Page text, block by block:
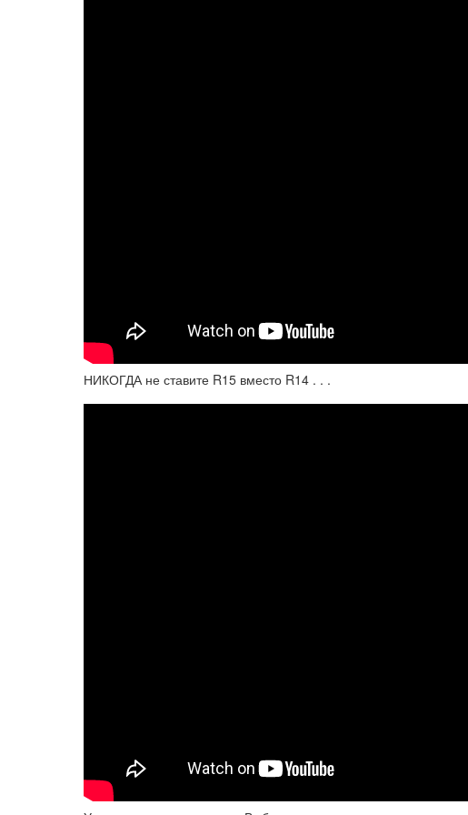
НИКОГДА не ставите R15 вместо R14 . . .